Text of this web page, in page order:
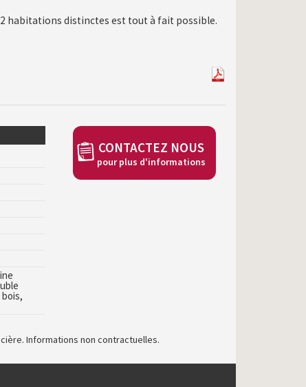
habitations distinctes est tout à fait possible.
CONTACTEZ NOUS
pour plus d'informations
Informations non contractuelles.